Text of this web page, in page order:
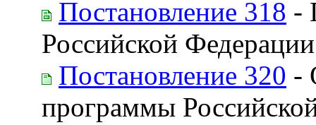
Постановление 318 -
Российской
Постановление 320 -
программы